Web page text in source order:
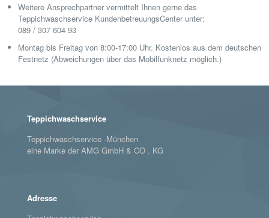
Weitere Ansprechpartner vermittelt Ihnen gerne das
Teppichwaschservice KundenbetreuungsCenter unter:
089 / 307 604 93
Montag bis Freitag von 8:00-17:00 Uhr. Kostenlos aus dem deutschen
Festnetz (Abweichungen über das Mobilfunknetz möglich.)
Teppichwaschservice
Teppichwaschservice -München
eine Marke der AMG GmbH & CO . KG
Adresse